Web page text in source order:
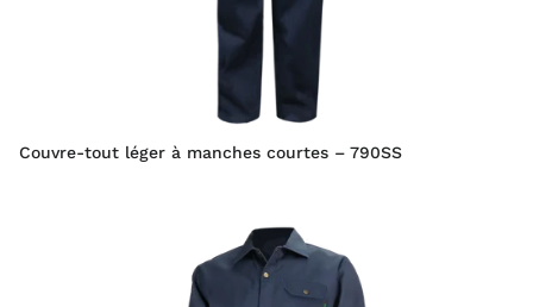
Couvre-tout léger à manches courtes – 790SS